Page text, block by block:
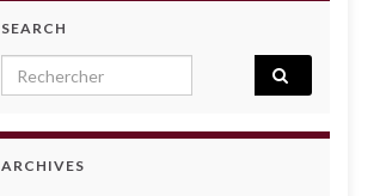
SEARCH
Search for:
ARCHIVES